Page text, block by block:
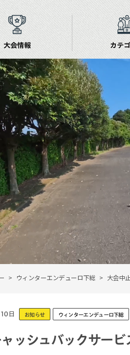
大会情報 カテ
ウィンターエンデューロ下総 大会中
日 お知らせ ウィンターエンデューロ下総
ッシュバックサービ